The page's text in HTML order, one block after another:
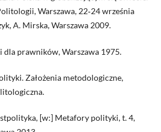
Warszawa, 22‑24 września
A. Mirska, Warszawa 2009.
dla prawników, Warszawa 1975.
Założenia metodologiczne,
[w:] Metafory polityki, t. 4,